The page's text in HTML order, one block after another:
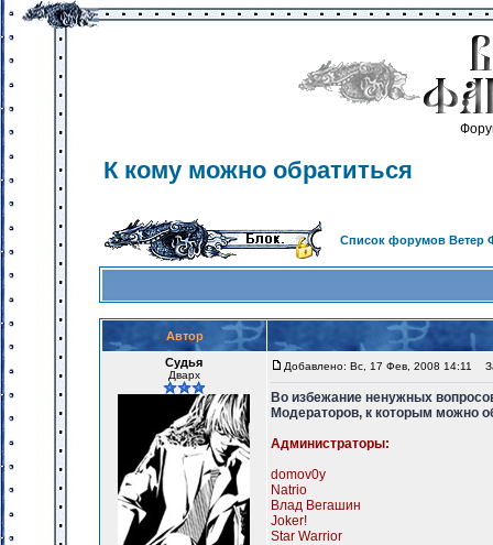
К кому можно обратиться
Список форумов Ветер
Автор
Судья
Дварх
Добавлено: Вс, 17 Фев, 2008 14:11
Во избежание ненужных
Модераторов, к которым можно
Администраторы:
domov0y
Natrio
Влад Вегашин
Joker!
Star Warrior